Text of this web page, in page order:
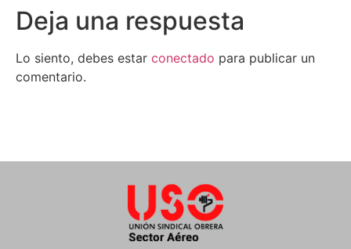
Deja una respuesta
Lo siento, debes estar conectado para publicar un
comentario.